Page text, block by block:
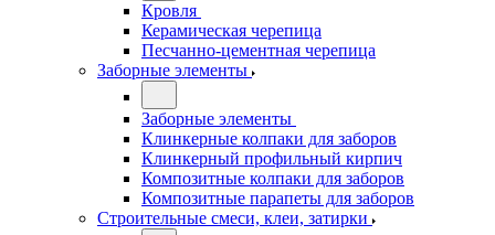
Кровля
Керамическая черепица
Песчанно-цементная черепица
Заборные элементы
Заборные элементы
Клинкерные колпаки для заборов
Клинкерный профильный кирпич
Композитные колпаки для заборов
Композитные парапеты для заборов
Строительные смеси, клеи, затирки